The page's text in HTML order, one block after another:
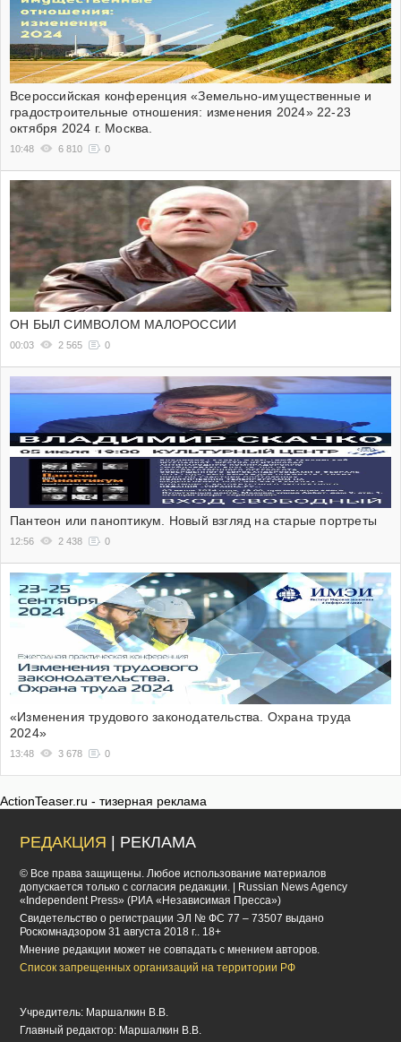
Всероссийская конференция «Земельно-имущественные и
градостроительные отношения: изменения 2024» 22-23
октября 2024 г. Москва.
10:48 6 810 0
ОН БЫЛ СИМВОЛОМ МАЛОРОССИИ
00:03 2 565 0
Пантеон или паноптикум. Новый взгляд на старые портреты
12:56 2 438 0
«Изменения трудового законодательства. Охрана труда
2024»
13:48 3 678 0
ActionTeaser.ru - тизерная реклама
РЕДАКЦИЯ | РЕКЛАМА
© Все права защищены. Любое использование материалов
допускается только с согласия редакции. | Russian News Agency
«Independent Press» (РИА «Независимая Пресса»)
Cвидетельство о регистрации ЭЛ № ФС 77 – 73507 выдано
Роскомнадзором 31 августа 2018 г.. 18+
Мнение редакции может не совпадать с мнением авторов.
Список запрещенных организаций на территории РФ
Учредитель: Маршалкин В.В.
Главный редактор: Маршалкин В.В.